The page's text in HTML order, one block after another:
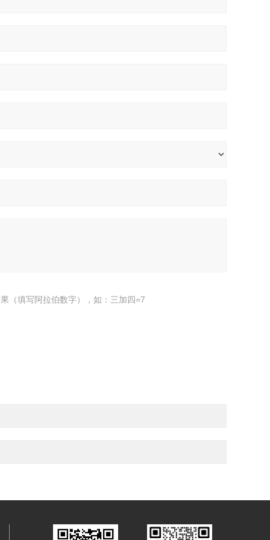
（填写阿拉伯数字），如：三加四=7